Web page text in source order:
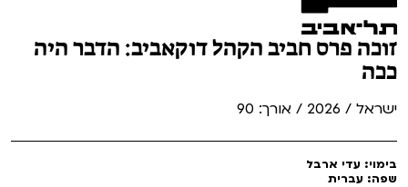
זוכה פרס חביב הקהל דוקאביב: הדבר היה
ככה
ישראל / 2026 / אורך: 90
בימוי: עדי ארבל
שפה: עברית